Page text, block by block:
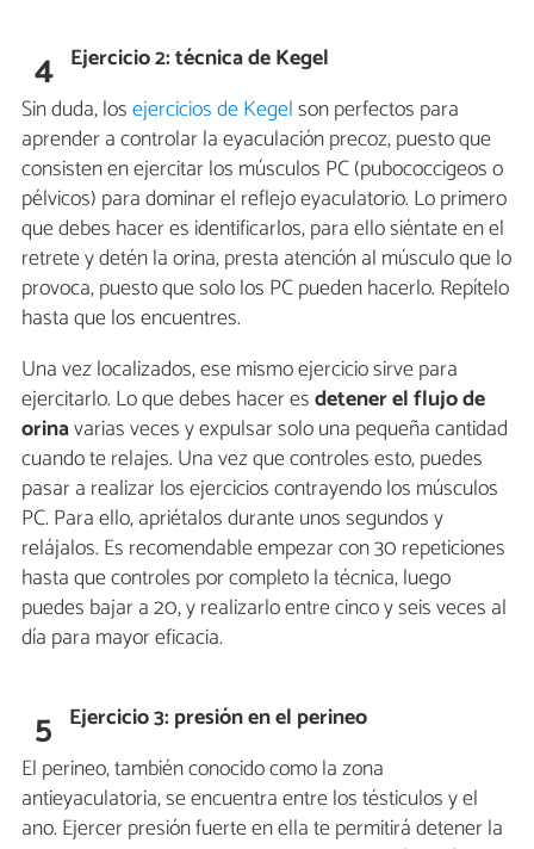
4 Ejercicio 2: técnica de Kegel
Sin duda, losejercicios de Kegelson perfectos para
aprender a controlar la eyaculación precoz, puesto que
consisten en ejercitar los músculos PC (pubococcigeos o
pélvicos) para dominar el reflejo eyaculatorio. Lo primero
que debes hacer es identificarlos, para ello siéntate en el
retrete y detén la orina, presta atención al músculo que lo
provoca, puesto que solo los PC pueden hacerlo. Repítelo
hasta que los encuentres.
Una vez localizados, ese mismo ejercicio sirve para
ejercitarlo. Lo que debes hacer esdetener el flujo de
orinavarias veces y expulsar solo una pequeña cantidad
cuando te relajes. Una vez que controles esto, puedes
pasar a realizar los ejercicios contrayendo los músculos
PC. Para ello, apriétalos durante unos segundos y
relájalos. Es recomendable empezar con 30 repeticiones
hasta que controles por completo la técnica, luego
puedes bajar a 20, y realizarlo entre cinco y seis veces al
día para mayor eficacia.
5 Ejercicio 3: presión en el perineo
El perineo, también conocido como la zona
antieyaculatoria, se encuentra entre los tésticulos y el
ano. Ejercer presión fuerte en ella te permitirá detener la